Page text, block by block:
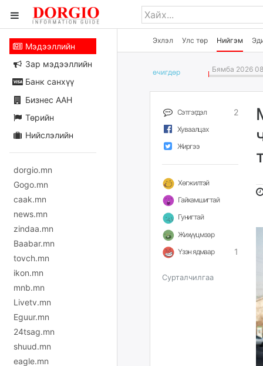
Эхлэл Улс төр Нийгэм
Мэдээллийн
Зар мэдээллийн
Банк санхүү
Бизнес ААН
Төрийн
Нийслэлийн
dorgio.mn
Gogo.mn
caak.mn
news.mn
zindaa.mn
Baabar.mn
tovch.mn
ikon.mn
mnb.mn
Livetv.mn
Eguur.mn
24tsag.mn
shuud.mn
eagle.mn
өчигдѳр Бямба 2026
Сэтгэгдэл 2
Хуваалцах
Жиргээ
Хөгжилтэй
Гайхамшигтай
Гунигтай
Жихүүцмээр
Үзэн ядмаар
1
Сурталчилгаа